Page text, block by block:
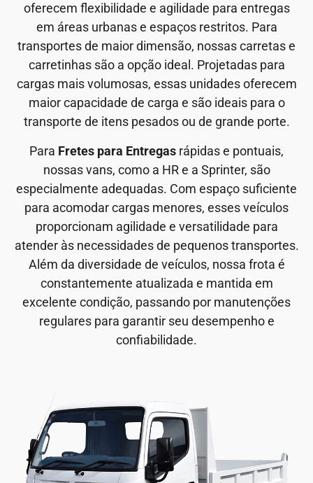
oferecem flexibilidade e agilidade para entregas
em áreas urbanas e espaços restritos. Para
transportes de maior dimensão, nossas carretas e
carretinhas são a opção ideal. Projetadas para
cargas mais volumosas, essas unidades oferecem
maior capacidade de carga e são ideais para o
transporte de itens pesados ou de grande porte.
Para Fretes para Entregas rápidas e pontuais,
nossas vans, como a HR e a Sprinter, são
especialmente adequadas. Com espaço suficiente
para acomodar cargas menores, esses veículos
proporcionam agilidade e versatilidade para
atender às necessidades de pequenos transportes.
Além da diversidade de veículos, nossa frota é
constantemente atualizada e mantida em
excelente condição, passando por manutenções
regulares para garantir seu desempenho e
confiabilidade.